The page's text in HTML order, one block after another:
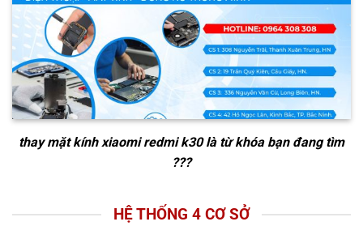
thay mặt kính xiaomi redmi k30là từ khóa bạn đang tìm
???
HỆ THỐNG 4 CƠ SỞ